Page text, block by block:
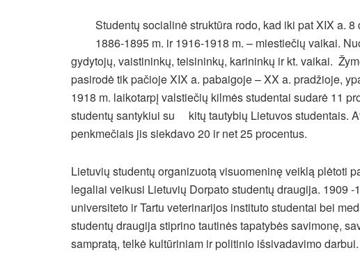
Studentų socialinė struktūra rodo, kad iki pat XIX a.
1886-1895 m. ir 1916-1918 m. – miestiečių vaikai.
gydytojų, vaistininkų, teisininkų, karininkų ir kt. vaikai.
pasirodė tik pačioje XIX a. pabaigoje – XX a. pradžioje,
1918 m. laikotarpį valstiečių kilmės studentai sudarė 11
studentų santykiui su kitų tautybių Lietuvos studentais.
penkmečiais jis siekdavo 20 ir net 25 procentus.
Lietuvių studentų organizuotą visuomeninę veiklą plėtoti
legaliai veikusi Lietuvių Dorpato studentų draugija. 1909
universiteto ir Tartu veterinarijos instituto studentai bei
studentų draugija stiprino tautinės tapatybės savimonę,
sampratą, telkė kultūriniam ir politinio išsivadavimo darbui.